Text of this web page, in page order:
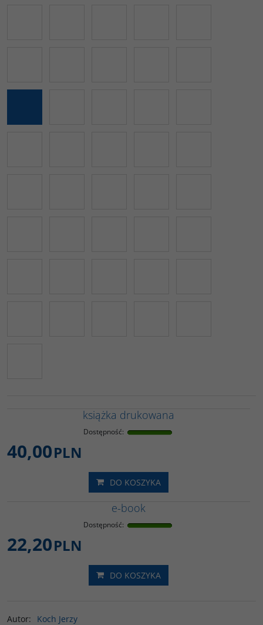
książka drukowana
Dostępność:
40,00PLN
DO KOSZYKA
e-book
Dostępność:
22,20PLN
DO KOSZYKA
Autor: Koch Jerzy